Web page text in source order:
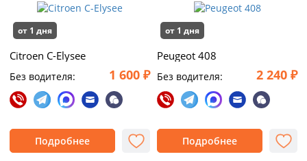
от 1 дня
Citroen C-Elysee
Без водителя: 1 600 ₽
Подробнее
от 1 дня
Peugeot 408
Без водителя: 2 240 ₽
Подробнее